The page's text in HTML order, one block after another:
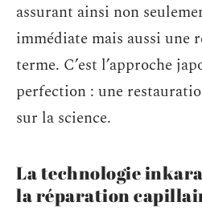
assurant ainsi non
immédiate mais aussi une
terme. C’est l’approche
perfection : une
sur la science.
La technologie
la réparation